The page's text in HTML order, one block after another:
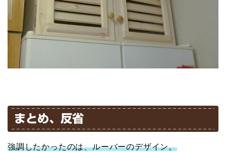
まとめ、反省
強調したかったのは、ルーバーのデザイン。